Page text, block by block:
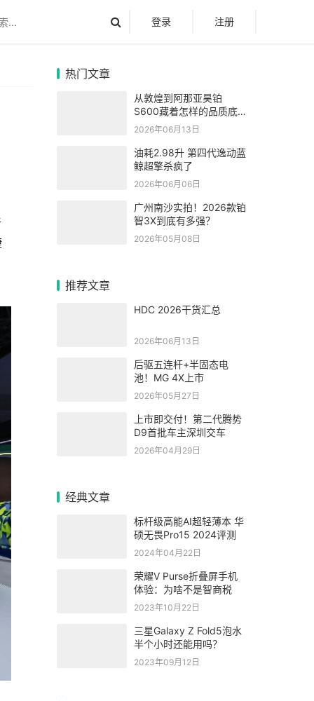
登录 注册
热门文章
从敦煌到阿那亚昊铂
S600藏着怎样的品质底
气
2026年06月13日
油耗2.98升 第四代逸动蓝
鲸超擎杀疯了
2026年06月06日
广州南沙实拍！2026款铂
智3X到底有多强？
2026年05月08日
推荐文章
HDC 2026干货汇总
2026年06月13日
后驱五连杆+半固态电
池！MG 4X上市
2026年05月27日
上市即交付！第二代腾势
D9首批车主深圳交车
2026年04月29日
经典文章
标杆级高能AI超轻薄本 华
硕无畏Pro15 2024评测
2024年04月22日
荣耀V Purse折叠屏手机
体验：为啥不是智商税
2023年10月22日
三星Galaxy Z Fold5泡水
半个小时还能用吗？
2023年09月12日